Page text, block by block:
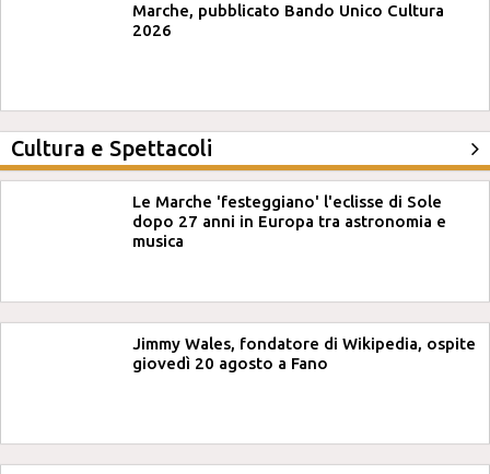
Marche, pubblicato Bando Unico Cultura
2026
Cultura e Spettacoli
Le Marche 'festeggiano' l'eclisse di Sole
dopo 27 anni in Europa tra astronomia e
musica
Jimmy Wales, fondatore di Wikipedia, ospite
giovedì 20 agosto a Fano